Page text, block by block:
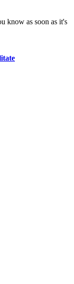
know as soon as it's